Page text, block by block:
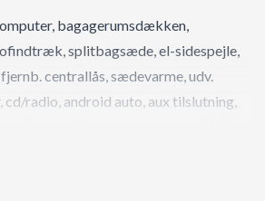
bagagerumsdækken,
splitbagsæde, el-sidespejle,
centrallås, sædevarme, udv.
cd/radio, android auto, aux tilslutning,